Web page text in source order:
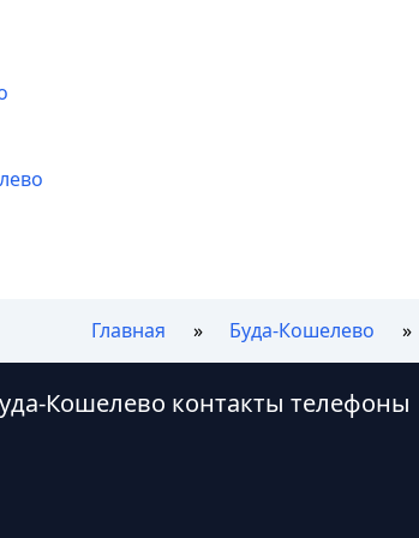
Главная Буда-Кошелево
Кошелево контакты телефоны